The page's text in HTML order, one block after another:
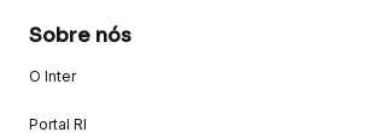
Sobre nós
O Inter
Portal RI